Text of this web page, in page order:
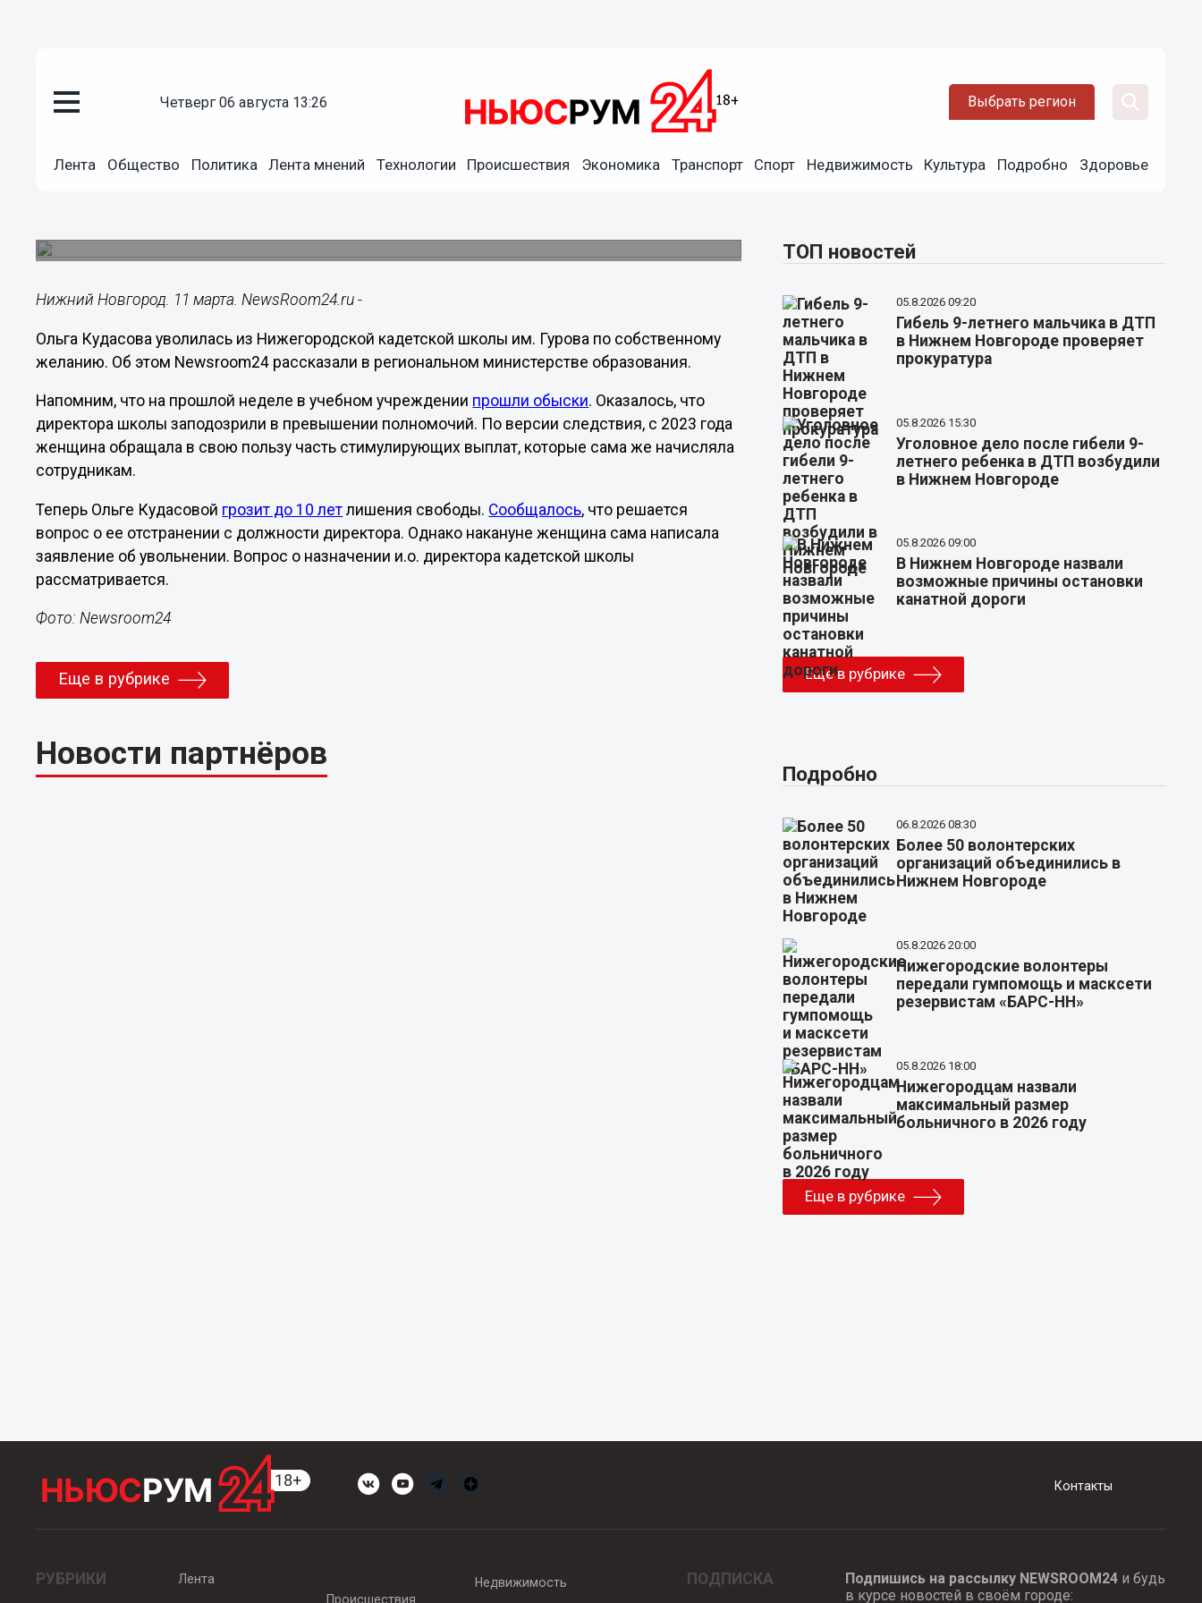
четверг 06 августа 13:26 Выбрать регион
Лента Общество Политика Лента мнений Технологии Происшествия Экономика Транспорт Спорт Недвижимость Культура Подробно Здоровье
Ольга Кудасова ушла с поста директора Нижегородской
Нижний Новгород. 11 марта. NewsRoom24.ru -
Ольга Кудасова уволилась из Нижегородской кадетской школы им. Гурова по собственному
желанию. Об этом Newsroom24 рассказали в региональном министерстве образования.
Напомним, что на прошлой неделе в учебном учреждении прошли обыски. Оказалось, что
директора школы заподозрили в превышении полномочий. По версии следствия, с 2023 года
женщина обращала в свою пользу часть стимулирующих выплат, которые сама же начисляла
сотрудникам.
Теперь Ольге Кудасовой грозит до 10 лет лишения свободы. Сообщалось, что решается
вопрос о ее отстранении с должности директора. Однако накануне женщина сама написала
заявление об увольнении. Вопрос о назначении и.о. директора кадетской школы
рассматривается.
Фото: Newsroom24
Еще в рубрике
Новости партнёров
ТОП новостей
05.8.2026 09:20
Гибель 9-летнего мальчика в ДТП
в Нижнем Новгороде проверяет
прокуратура
05.8.2026 15:30
Уголовное дело после гибели 9-
летнего ребенка в ДТП возбудили
в Нижнем Новгороде
05.8.2026 09:00
В Нижнем Новгороде назвали
возможные причины остановки
канатной дороги
Еще в рубрике
Подробно
06.8.2026 08:30
Более 50 волонтерских
организаций объединились в
Нижнем Новгороде
05.8.2026 20:00
Нижегородские волонтеры
передали гумпомощь и масксети
резервистам «БАРС-НН»
05.8.2026 18:00
Нижегородцам назвали
максимальный размер
больничного в 2026 году
Еще в рубрике
Контакты
РУБРИКИ
Лента
Происшествия
Недвижимость ПОДПИСКА Подпишись на рассылку NEWSROOM24и будь
в курсе новостей в своём городе: